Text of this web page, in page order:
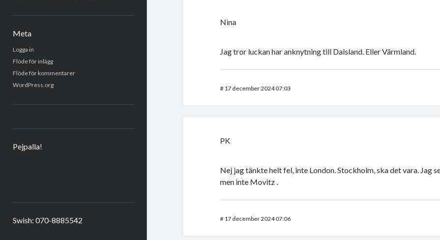
Meta
Logga in
Flöde för inlägg
Flöde för kommentarer
WordPress.org
Pejpalla!
Swish: 070-8885542
Nina
Jag tror luckan har anknytning till Dalsland. Eller Värmland.
# 17 december 2024 07:03
PK
Nej jag tänkte helt fel, inte London. Stockholm, ska det vara. Jag
men inte Movitz .
# 17 december 2024 07:06